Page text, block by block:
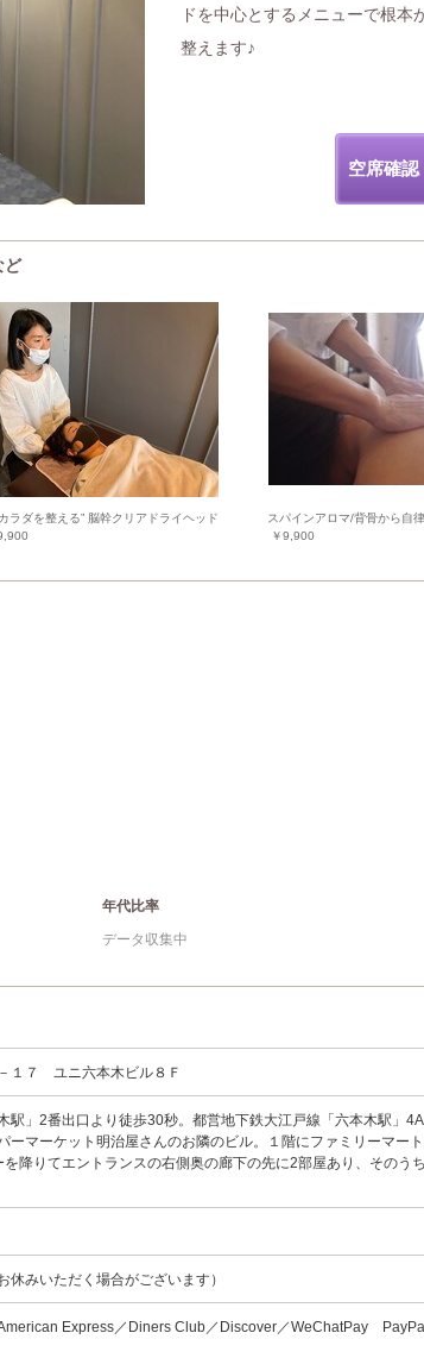
ドを中心とするメニューで根本
整えます♪
空席確認
ど
ラダを整える” 脳幹クリアドライヘッド
スパインアロマ/背骨から自
￥9,900
年代比率
データ収集中
１７ ユニ六本木ビル８Ｆ
駅」2番出口より徒歩30秒。都営地下鉄大江戸線「六本木駅」
ーマーケット明治屋さんのお隣のビル。１階にファミリーマー
降りてエントランスの右側奥の廊下の先に2部屋あり、そのうち
休みいただく場合がございます）
Express／Diners Club／Discover／WeChatPay